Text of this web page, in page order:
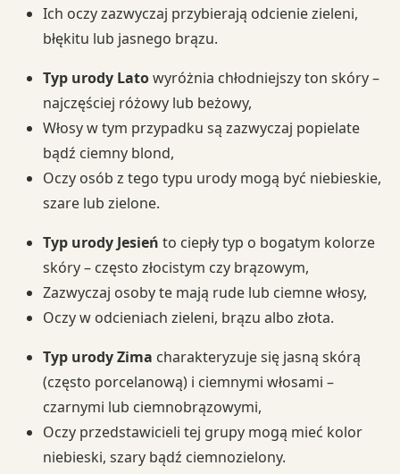
Ich oczy zazwyczaj przybierają odcienie zieleni,
błękitu lub jasnego brązu.
Typ urody Latowyróżnia chłodniejszy ton skóry –
najczęściej różowy lub beżowy,
Włosy w tym przypadku są zazwyczaj popielate
bądź ciemny blond,
Oczy osób z tego typu urody mogą być niebieskie,
szare lub zielone.
Typ urody Jesień to ciepły typ o bogatym kolorze
skóry – często złocistym czy brązowym,
Zazwyczaj osoby te mają rude lub ciemne włosy,
Oczy w odcieniach zieleni, brązu albo złota.
Typ urody Zima charakteryzuje się jasną skórą
(często porcelanową) i ciemnymi włosami –
czarnymi lub ciemnobrązowymi,
Oczy przedstawicieli tej grupy mogą mieć kolor
niebieski, szary bądź ciemnozielony.